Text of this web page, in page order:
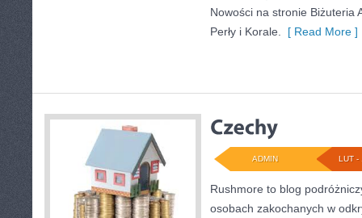
Nowości na stronie Biżuteria
Perły i Korale.
[ Read More ]
LUT -
ADMIN
Rushmore to blog
osobach zakochanych w